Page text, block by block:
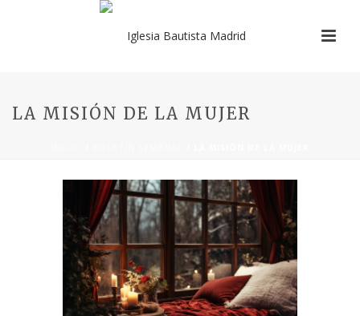
LA MISIÓN DE LA MUJER